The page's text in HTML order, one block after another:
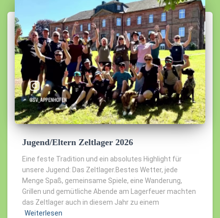
Jugend/Eltern Zeltlager 2026
Eine feste Tradition und ein absolutes Highlight für
unsere Jugend: Das Zeltlager.Bestes Wetter, jede
Menge Spaß, gemeinsame Spiele, eine Wanderung,
Grillen und gemütliche Abende am Lagerfeuer machten
das Zeltlager auch in diesem Jahr zu einem
Weiterlesen